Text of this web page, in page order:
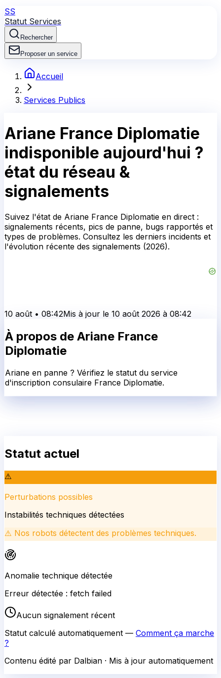
SS
Statut Services
Rechercher
Proposer un service
Accueil
Services Publics
Ariane France Diplomatie
indisponible aujourd'hui ?
état du réseau &
signalements
Suivez l'état de Ariane France Diplomatie en direct :
signalements récents, pics de panne, bugs rapportés et
types de problèmes. Consultez les derniers incidents et
l'évolution récente des signalements (2026).
10 août • 08:42Mis à jour le 10 août 2026 à 08:42
À propos de Ariane France
Diplomatie
Ariane en panne ? Vérifiez le statut du service
d'inscription consulaire France Diplomatie.
Statut actuel
⚠️
Perturbations possibles
Instabilités techniques détectées
⚠️ Nos robots détectent des problèmes techniques.
Anomalie technique détectée
Erreur détectée : fetch failed
Aucun signalement récent
Statut calculé automatiquement — Comment ça marche
?
Contenu édité par Dalbian · Mis à jour automatiquement